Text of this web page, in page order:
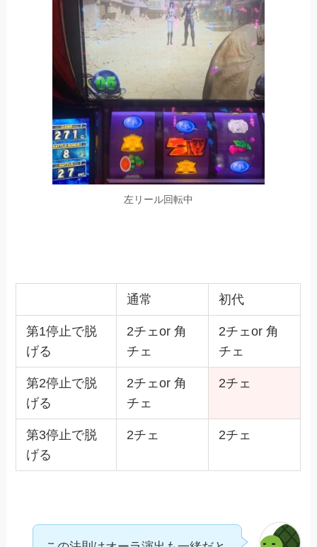
左リール回転中
通常 初代
第1停止で脱
げる
2チェor 角
チェ
2チェor 角
チェ
第2停止で脱
げる
2チェor 角
チェ
2チェ
第3停止で脱
げる
2チェ 2チェ